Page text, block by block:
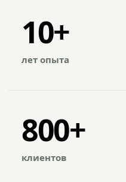
10+
лет опыта
800+
клиентов